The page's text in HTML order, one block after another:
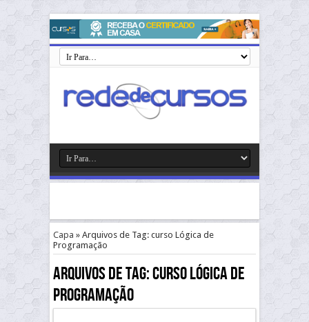
Capa » Arquivos de Tag: curso Lógica de
Programação
Arquivos de Tag:curso Lógica de
Programação